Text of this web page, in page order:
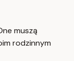
muszą
rodzinnym